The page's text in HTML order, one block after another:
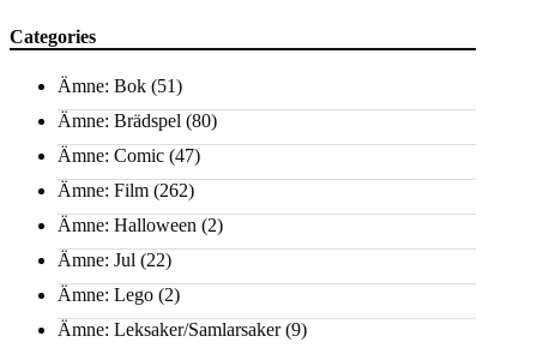
Categories
Ämne: Bok (51)
Ämne: Brädspel (80)
Ämne: Comic (47)
Ämne: Film (262)
Ämne: Halloween (2)
Ämne: Jul (22)
Ämne: Lego (2)
Ämne: Leksaker/Samlarsaker(9)